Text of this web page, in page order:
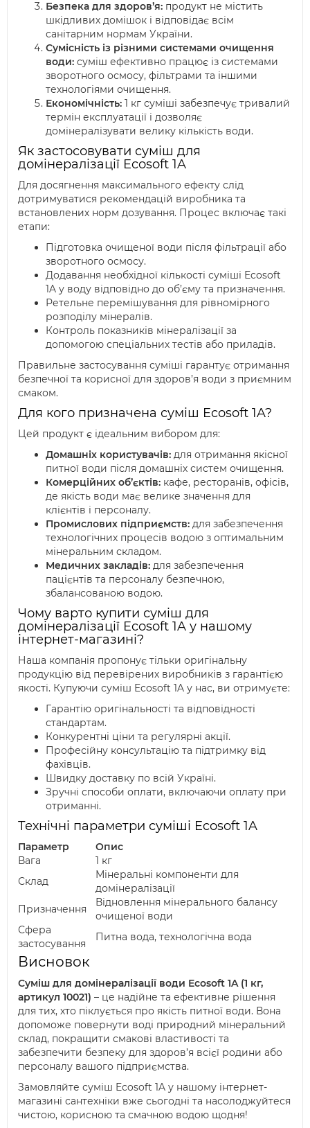
Безпека для здоров’я: продукт не містить
шкідливих домішок і відповідає всім
санітарним нормам України.
Сумісність із різними системами очищення
води: суміш ефективно працює із системами
зворотного осмосу, фільтрами та іншими
технологіями очищення.
Економічність: 1 кг суміші забезпечує тривалий
термін експлуатації і дозволяє
домінералізувати велику кількість води.
Як застосовувати суміш для
домінералізації Ecosoft 1A
Для досягнення максимального ефекту слід
дотримуватися рекомендацій виробника та
встановлених норм дозування. Процес включає такі
етапи:
Підготовка очищеної води після фільтрації або
зворотного осмосу.
Додавання необхідної кількості суміші Ecosoft
1A у воду відповідно до об’єму та призначення.
Ретельне перемішування для рівномірного
розподілу мінералів.
Контроль показників мінералізації за
допомогою спеціальних тестів або приладів.
Правильне застосування суміші гарантує отримання
безпечної та корисної для здоров’я води з приємним
смаком.
Для кого призначена суміш Ecosoft 1A?
Цей продукт є ідеальним вибором для:
Домашніх користувачів: для отримання якісної
питної води після домашніх систем очищення.
Комерційних об’єктів: кафе, ресторанів, офісів,
де якість води має велике значення для
клієнтів і персоналу.
Промислових підприємств: для забезпечення
технологічних процесів водою з оптимальним
мінеральним складом.
Медичних закладів: для забезпечення
пацієнтів та персоналу безпечною,
збалансованою водою.
Чому варто купити суміш для
домінералізації Ecosoft 1A у нашому
інтернет-магазині?
Наша компанія пропонує тільки оригінальну
продукцію від перевірених виробників з гарантією
якості. Купуючи суміш Ecosoft 1A у нас, ви отримуєте:
Гарантію оригінальності та відповідності
стандартам.
Конкурентні ціни та регулярні акції.
Професійну консультацію та підтримку від
фахівців.
Швидку доставку по всій Україні.
Зручні способи оплати, включаючи оплату при
отриманні.
Технічні параметри суміші Ecosoft 1A
Параметр
Опис
Вага
1 кг
Склад
Мінеральні компоненти для
домінералізації
Призначення
Відновлення мінерального балансу
очищеної води
Сфера
застосування
Питна вода, технологічна вода
Висновок
Суміш для домінералізації води Ecosoft 1A (1 кг,
артикул 10021) – це надійне та ефективне рішення
для тих, хто піклується про якість питної води. Вона
допоможе повернути воді природний мінеральний
склад, покращити смакові властивості та
забезпечити безпеку для здоров’я всієї родини або
персоналу вашого підприємства.
Замовляйте суміш Ecosoft 1A у нашому інтернет-
магазині сантехніки вже сьогодні та насолоджуйтеся
чистою, корисною та смачною водою щодня!